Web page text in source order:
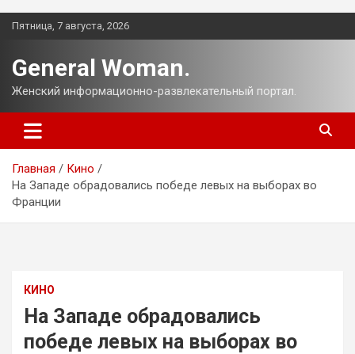
Перейти
Пятница, 7 августа, 2026
General Woman.
Женский информационно-развлекательный портал.
Главная
Кино
На Западе обрадовались победе левых на выборах во
Франции
КИНО
На Западе обрадовались
победе левых на выборах во